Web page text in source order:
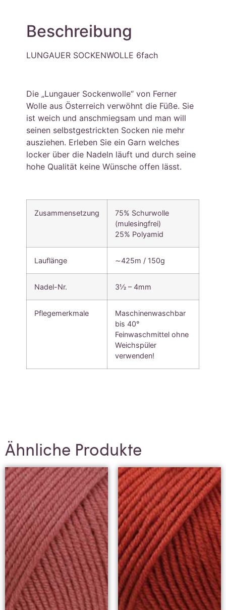
Beschreibung
LUNGAUER SOCKENWOLLE 6fach
Die „Lungauer Sockenwolle“ von Ferner
Wolle aus Österreich verwöhnt die Füße. Sie
ist weich und anschmiegsam und man will
seinen selbstgestrickten Socken nie mehr
ausziehen. Erleben Sie ein Garn welches
locker über die Nadeln läuft und durch seine
hohe Qualität keine Wünsche offen lässt.
Zusammensetzung
75% Schurwolle
(mulesingfrei)
25% Polyamid
Lauflänge ∼425m / 150g
Nadel-Nr. 3½ – 4mm
Pflegemerkmale
Maschinenwaschbar
bis 40°
Feinwaschmittel ohne
Weichspüler
verwenden!
Ähnliche Produkte